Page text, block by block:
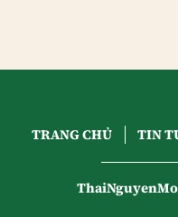
TRANG CHỦ TIN